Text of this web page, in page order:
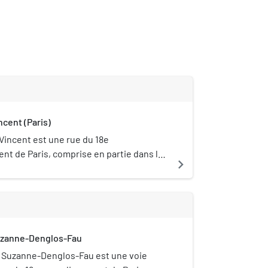
(Paris)
est une rue du 18e
de Paris, comprise en partie dans le
navigate_next
Denglos-Fau
Denglos-Fau est une voie